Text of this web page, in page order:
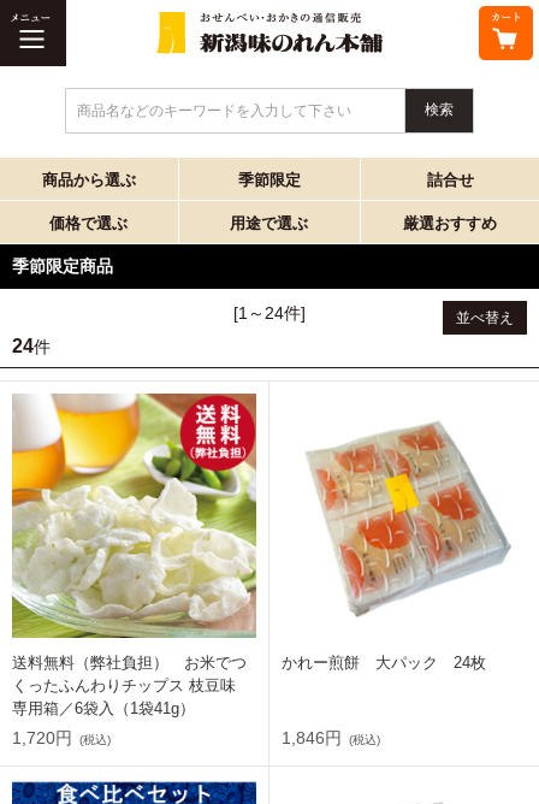
商品名などのキーワードを入力して下さい
商品から選ぶ 季節限定 詰合せ
価格で選ぶ 用途で選ぶ 厳選おすすめ
季節限定商品
並べ替え
[1～24件]
24件
送料無料（弊社負担） お米でつ
くったふんわりチップス 枝豆味
専用箱／6袋入（1袋41g）
1,720円 (税込)
かれー煎餅 大パック 24枚
1,846円 (税込)